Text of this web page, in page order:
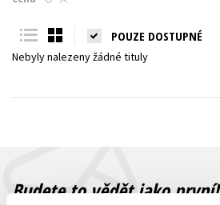
Young adult (SK)
Všechny tituly
POUZE DOSTUPNÉ
Nebyly nalezeny žádné tituly
Budete to vědět jako první!